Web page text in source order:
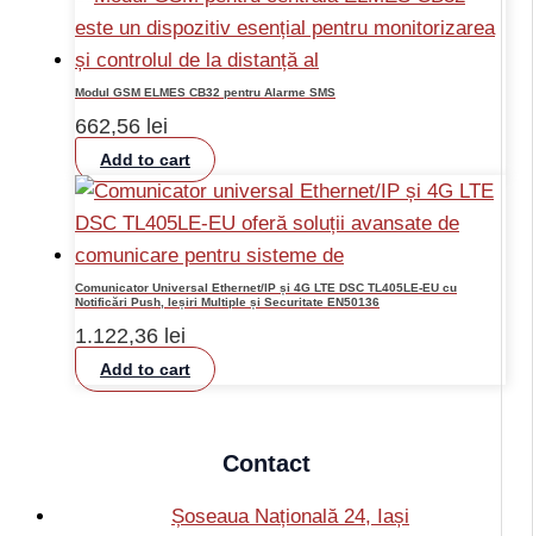
Modul GSM ELMES CB32 pentru Alarme SMS
662,56 lei
Add to cart
Comunicator Universal Ethernet/IP și 4G LTE DSC TL405LE-EU cu
Notificări Push, Ieșiri Multiple și Securitate EN50136
1.122,36 lei
Add to cart
Contact
Șoseaua Națională 24, Iași